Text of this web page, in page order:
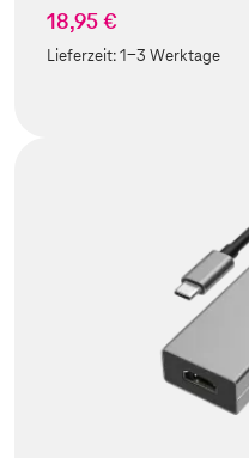
18,95 €
Lieferzeit:1-3 Werktage